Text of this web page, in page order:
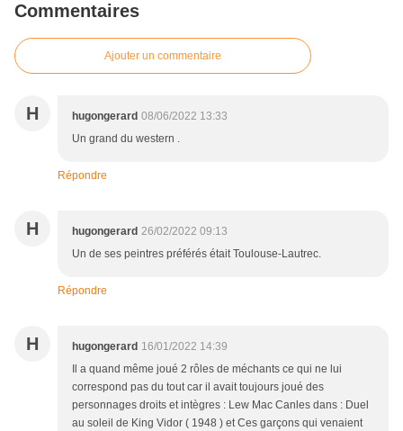
Commentaires
Ajouter un commentaire
H hugongerard 08/06/2022 13:33
Un grand du western .
Répondre
H hugongerard 26/02/2022 09:13
Un de ses peintres préférés était Toulouse-Lautrec.
Répondre
H hugongerard 16/01/2022 14:39
Il a quand même joué 2 rôles de méchants ce qui ne lui
correspond pas du tout car il avait toujours joué des
personnages droits et intègres : Lew Mac Canles dans : Duel
au soleil de King Vidor ( 1948 ) et Ces garçons qui venaient